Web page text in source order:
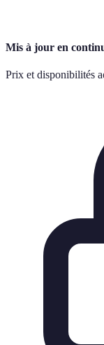
Mis à jour en
Prix et disponibilités